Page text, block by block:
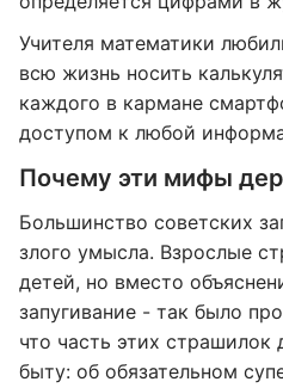
Учителя математики
всю жизнь носить
каждого в кармане
доступом к любой
Почему эти мифы
Большинство советских
злого умысла. Взрослые
детей, но вместо
запугивание - так было
что часть этих страшилок
быту: об обязательном